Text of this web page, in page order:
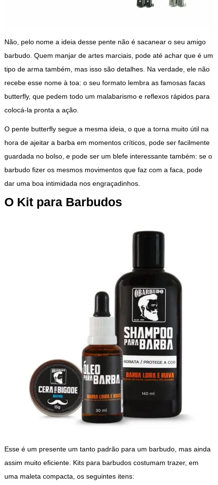
Não, pelo nome a ideia desse pente não é sacanear o seu amigo
barbudo. Quem manjar de artes marciais, pode até achar que é um
tipo de arma também, mas isso são detalhes. Na verdade, ele não
recebe esse nome à toa: o seu formato lembra as famosas facas
butterfly, que pedem todo um malabarismo e reflexos rápidos para
colocá-la pronta a ação.
O pente butterfly segue a mesma ideia, o que a torna muito útil na
hora de ajeitar a barba em momentos críticos, pode ser facilmente
guardada no bolso, e pode ser um blefe interessante também: se o
barbudo fizer os mesmos movimentos que faz com a faca, pode
dar uma boa intimidada nos engraçadinhos.
O Kit para Barbudos
Esse é um presente um tanto padrão para um barbudo, mas ainda
assim muito eficiente. Kits para barbudos costumam trazer, em
uma maleta compacta, os seguintes itens: